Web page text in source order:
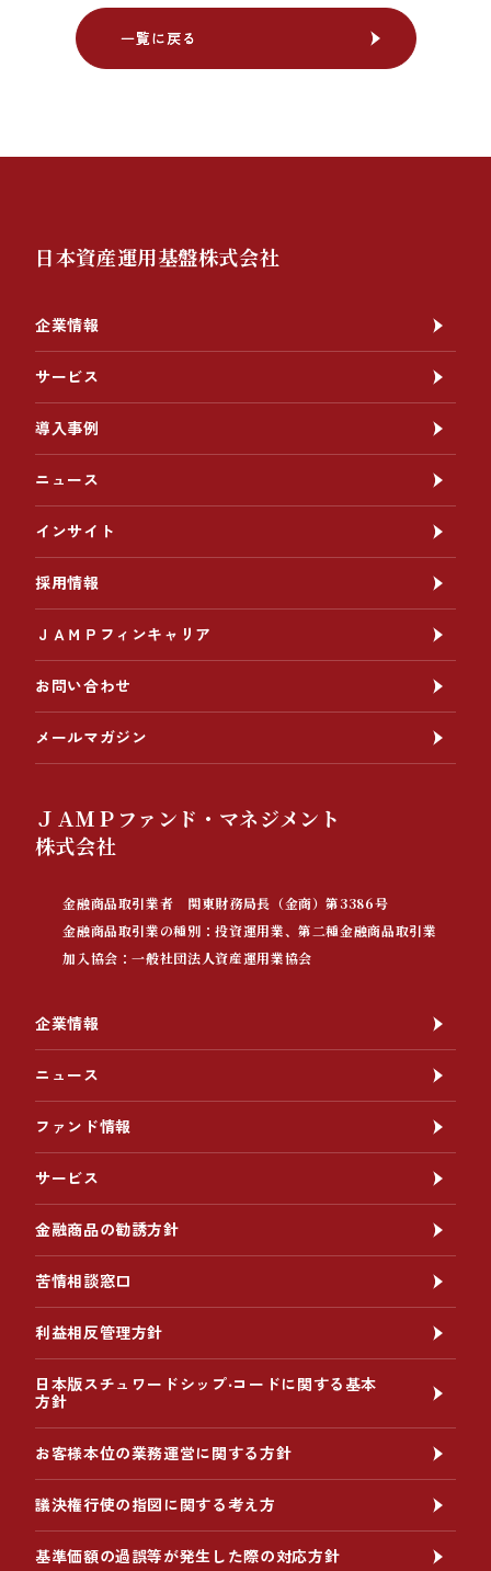
一覧に戻る
一覧に戻る
日本資産運用基盤株式会社
企業情報
サービス
導入事例
ニュース
インサイト
採用情報
ＪＡＭＰフィンキャリア
お問い合わせ
メールマガジン
ＪＡＭＰファンド・マネジメント
株式会社
金融商品取引業者 関東財務局長（金商）第3386号
金融商品取引業の種別：投資運用業、第二種金融商品取引業
加入協会：一般社団法人資産運用業協会
企業情報
ニュース
ファンド情報
サービス
金融商品の勧誘方針
苦情相談窓口
利益相反管理方針
日本版スチュワードシップ‧コードに関する基本
方針
お客様本位の業務運営に関する方針
議決権行使の指図に関する考え方
基準価額の過誤等が発生した際の対応方針